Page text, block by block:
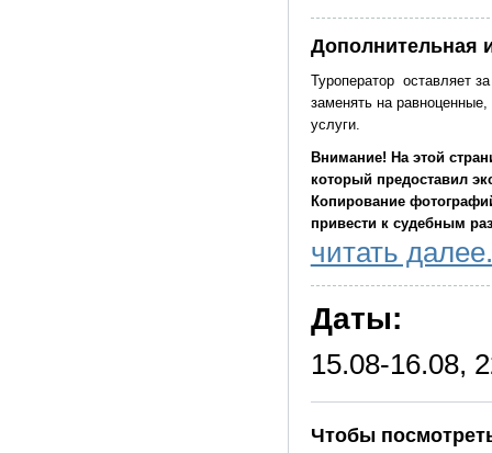
Дополнительная
Туроператор оставляет
заменять на
услуги.
Внимание! На этой
который предоставил
Копирование
привести к судебным
читать
Даты:
15.08-16.08,
Чтобы